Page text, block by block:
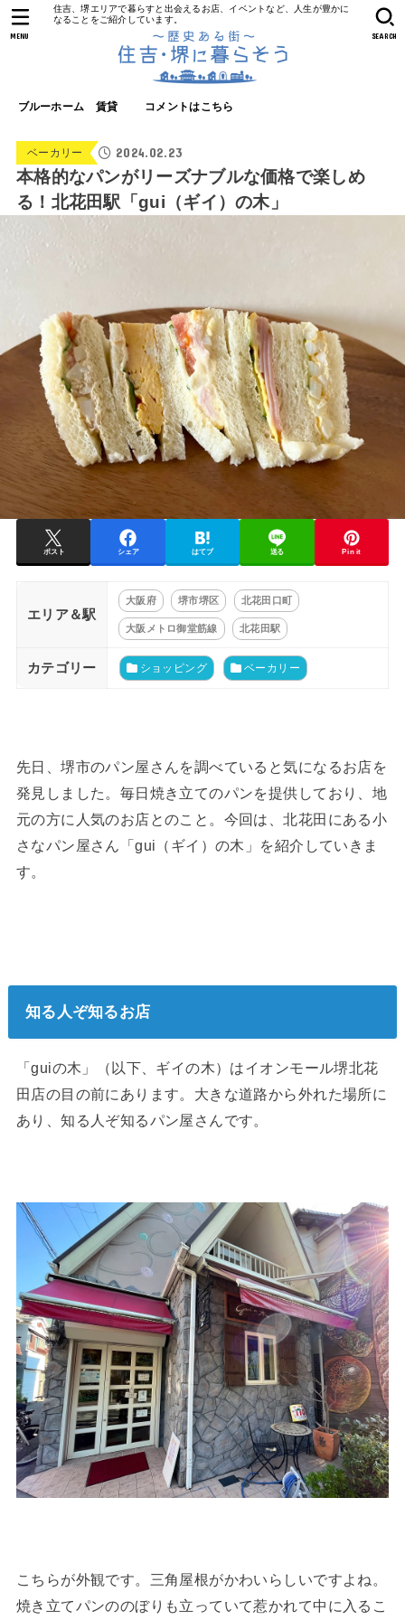
住吉、堺エリアで暮らすと出会えるお店、イベントなど、人生が豊かに
なることをご紹介しています。
ブルーホーム 賃貸 コメントはこちら
SEARCH
MENU
ベーカリー 2024.02.23
本格的なパンがリーズナブルな価格で楽しめ
る！北花田駅「gui（ギイ）の木」
ポスト シェア はてブ 送る Pin it
エリア＆駅
大阪府 堺市堺区 北花田口町
大阪メトロ御堂筋線 北花田駅
カテゴリー ショッピング ベーカリー
先日、堺市のパン屋さんを調べていると気になるお店を
発見しました。毎日焼き立てのパンを提供しており、地
元の方に人気のお店とのこと。今回は、北花田にある小
さなパン屋さん「gui（ギイ）の木」を紹介していきま
す。
知る人ぞ知るお店
「guiの木」（以下、ギイの木）はイオンモール堺北花
田店の目の前にあります。大きな道路から外れた場所に
あり、知る人ぞ知るパン屋さんです。
こちらが外観です。三角屋根がかわいらしいですよね。
焼き立てパンののぼりも立っていて惹かれて中に入るこ